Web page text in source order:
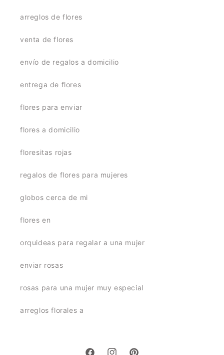
arreglos de flores
venta de flores
envío de regalos a domicilio
entrega de flores
flores para enviar
flores a domicilio
floresitas rojas
regalos de flores para mujeres
globos cerca de mi
flores en
orquideas para regalar a una mujer
enviar rosas
rosas para una mujer muy especial
arreglos florales a